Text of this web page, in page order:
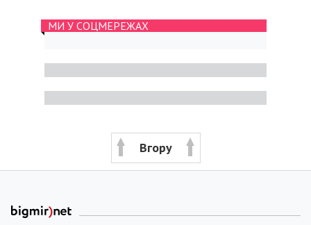
МИ У СОЦМЕРЕЖАХ
Вгору